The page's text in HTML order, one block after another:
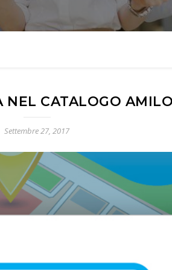
NEL CATALOGO
Settembre 27, 2017